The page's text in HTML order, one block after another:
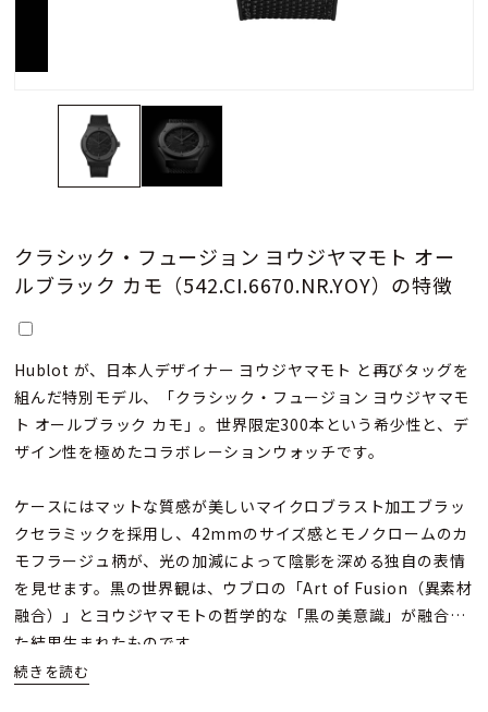
クラシック・フュージョン ヨウジヤマモト オー
ルブラック カモ（542.CI.6670.NR.YOY）の特徴
Hublot が、日本人デザイナー ヨウジヤマモト と再びタッグを
組んだ特別モデル、「クラシック・フュージョン ヨウジヤマモ
ト オールブラック カモ」。世界限定300本という希少性と、デ
ザイン性を極めたコラボレーションウォッチです。
ケースにはマットな質感が美しいマイクロブラスト加工ブラッ
クセラミックを採用し、42mmのサイズ感とモノクロームのカ
モフラージュ柄が、光の加減によって陰影を深める独自の表情
を見せます。黒の世界観は、ウブロの「Art of Fusion（異素材
融合）」とヨウジヤマモトの哲学的な「黒の美意識」が融合し
た結果生まれたものです。